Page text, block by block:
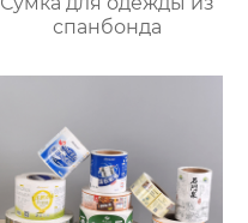
спанбонда